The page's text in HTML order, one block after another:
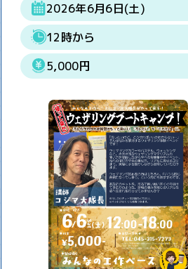
2026年6月6日(土)
12時から
5,000円